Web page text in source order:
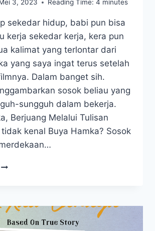
3, 2023 Reading Time: 4 minutes
sekedar hidup, babi pun bisa
kerja sekedar kerja, kera pun
kalimat yang terlontar dari
yang saya ingat terus setelah
Dalam banget sih.
sosok beliau yang
sungguh dalam bekerja.
Berjuang Melalui Tulisan
kenal Buya Hamka? Sosok
REVIEW